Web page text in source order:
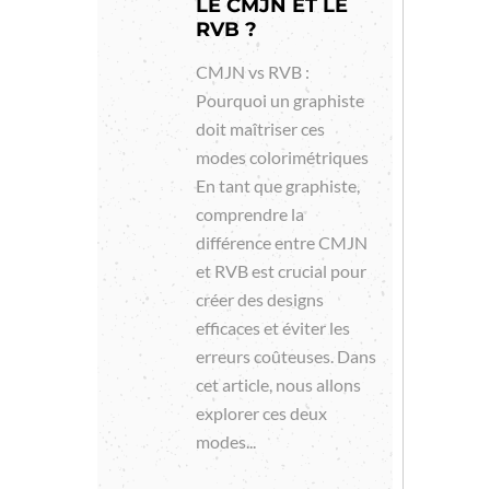
LE CMJN ET LE
RVB ?
CMJN vs RVB :
Pourquoi un graphiste
doit maîtriser ces
modes colorimétriques
En tant que graphiste,
comprendre la
différence entre CMJN
et RVB est crucial pour
créer des designs
efficaces et éviter les
erreurs coûteuses. Dans
cet article, nous allons
explorer ces deux
modes...